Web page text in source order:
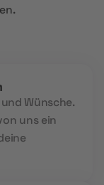
Wünsche.
uns ein